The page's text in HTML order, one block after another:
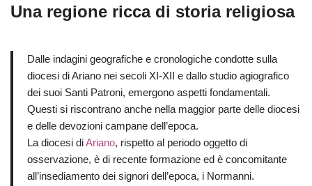
Una regione ricca di storia religiosa
Dalle indagini geografiche e cronologiche condotte sulla
diocesi di Ariano nei secoli XI-XII e dallo studio agiografico
dei suoi Santi Patroni, emergono aspetti fondamentali.
Questi si riscontrano anche nella maggior parte delle diocesi
e delle devozioni campane dell’epoca.
La diocesi diAriano, rispetto al periodo oggetto di
osservazione, è di recente formazione ed è concomitante
all’insediamento dei signori dell’epoca, i Normanni.